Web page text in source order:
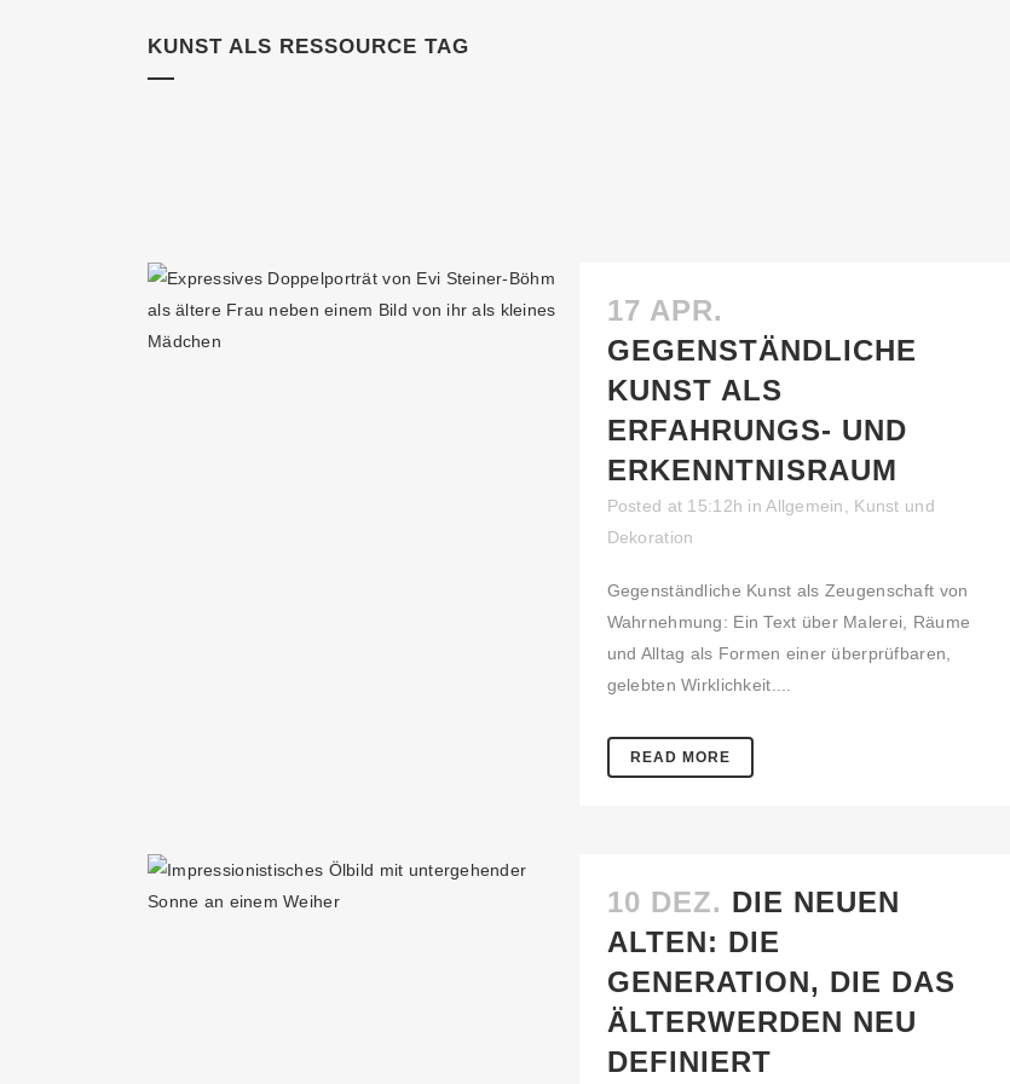
KUNST ALS RESSOURCE TAG
17 APR.
GEGENSTÄNDLICHE
KUNST ALS
ERFAHRUNGS- UND
ERKENNTNISRAUM
Posted at 15:12h inAllgemein
Kunst und
Dekoration
Gegenständliche Kunst als Zeugenschaft von
Wahrnehmung: Ein Text über Malerei, Räume
und Alltag als Formen einer überprüfbaren,
gelebten Wirklichkeit....
READ MORE
10 DEZ. DIE NEUEN
ALTEN: DIE
GENERATION, DIE DAS
ÄLTERWERDEN NEU
DEFINIERT